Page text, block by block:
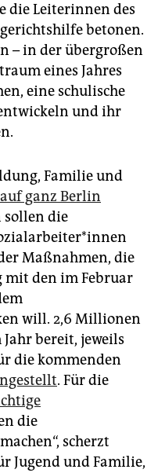
die Leiterinnen des
betonen.
– in der übergroßen
eines Jahres
eine schulische
und ihr
Familie und
ganz Berlin
sollen die
Maßnahmen, die
mit den im Februar
will. 2,6 Millionen
bereit, jeweils
die kommenden
. Für die
die
scherzt
Jugend und Familie,